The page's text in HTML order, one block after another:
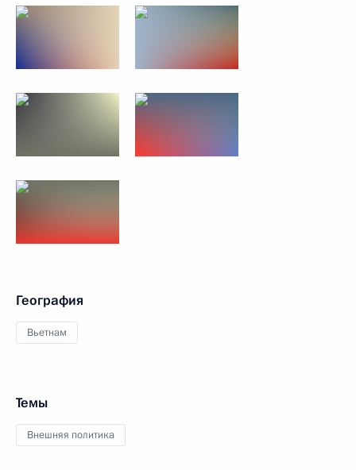
География
Вьетнам
Темы
Внешняя политика